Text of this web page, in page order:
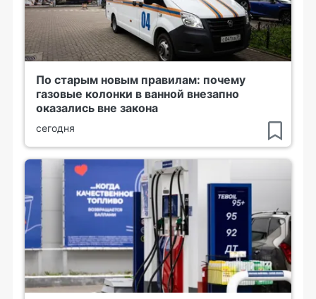
По старым новым правилам: почему
газовые колонки в ванной внезапно
оказались вне закона
сегодня